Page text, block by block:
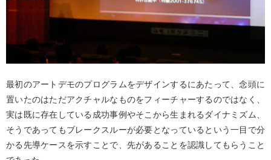
最初のアートデモのプログラムをデザインするにあたって、念頭に
置いたのはただアクチャルなものをフィーチャーするのではなく、
実は既に存在している成功事例やそこから生まれるダイナミズム、
そうであってもブレークスルーが必要となっているという一目で分
かる先導ケースを示すことで、先があることを認識してもらうこと